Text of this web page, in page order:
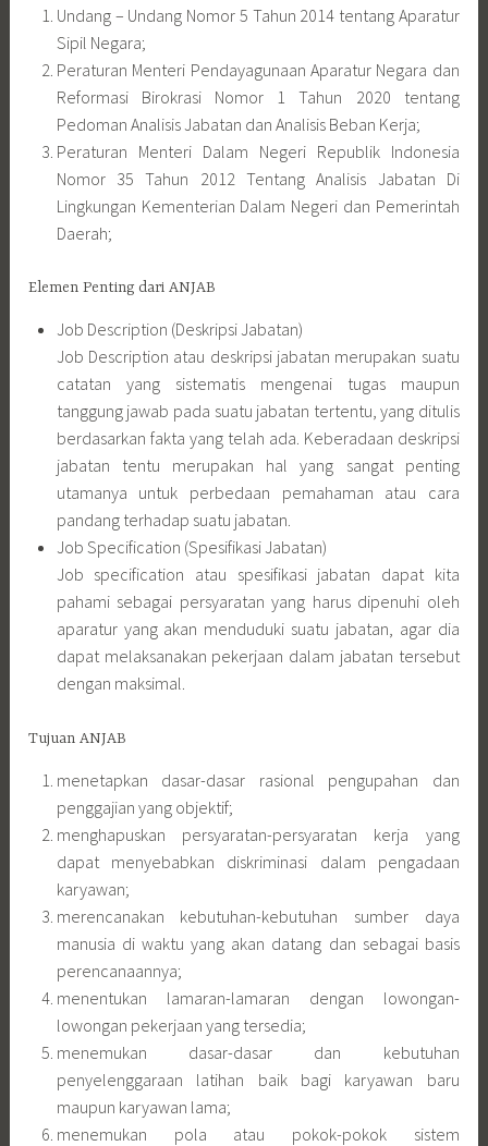
Undang – Undang Nomor 5 Tahun 2014 tentang Aparatur
Sipil Negara;
Peraturan Menteri Pendayagunaan Aparatur Negara dan
Reformasi Birokrasi Nomor 1 Tahun 2020 tentang
Pedoman Analisis Jabatan dan Analisis Beban Kerja;
Peraturan Menteri Dalam Negeri Republik Indonesia
Nomor 35 Tahun 2012 Tentang Analisis Jabatan Di
Lingkungan Kementerian Dalam Negeri dan Pemerintah
Daerah;
Elemen Penting dari ANJAB
Job Description (Deskripsi Jabatan)
Job Description atau deskripsi jabatan merupakan suatu
catatan yang sistematis mengenai tugas maupun
tanggung jawab pada suatu jabatan tertentu, yang ditulis
berdasarkan fakta yang telah ada. Keberadaan deskripsi
jabatan tentu merupakan hal yang sangat penting
utamanya untuk perbedaan pemahaman atau cara
pandang terhadap suatu jabatan.
Job Specification (Spesifikasi Jabatan)
Job specification atau spesifikasi jabatan dapat kita
pahami sebagai persyaratan yang harus dipenuhi oleh
aparatur yang akan menduduki suatu jabatan, agar dia
dapat melaksanakan pekerjaan dalam jabatan tersebut
dengan maksimal.
Tujuan ANJAB
menetapkan dasar-dasar rasional pengupahan dan
penggajian yang objektif;
menghapuskan persyaratan-persyaratan kerja yang
dapat menyebabkan diskriminasi dalam pengadaan
karyawan;
merencanakan kebutuhan-kebutuhan sumber daya
manusia di waktu yang akan datang dan sebagai basis
perencanaannya;
menentukan lamaran-lamaran dengan lowongan-
lowongan pekerjaan yang tersedia;
menemukan dasar-dasar dan kebutuhan
penyelenggaraan latihan baik bagi karyawan baru
maupun karyawan lama;
menemukan pola atau pokok-pokok sistem